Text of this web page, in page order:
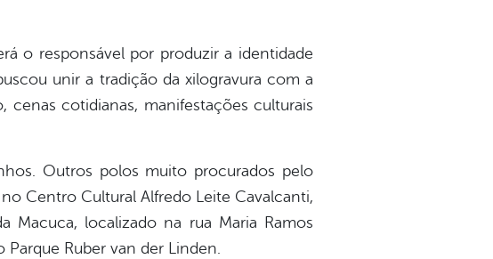
o responsável por produzir a identidade
unir a tradição da xilogravura com a
cenas cotidianas, manifestações culturais
Outros polos muito procurados pelo
Centro Cultural Alfredo Leite Cavalcanti,
localizado na rua Maria Ramos
Ruber van der Linden.